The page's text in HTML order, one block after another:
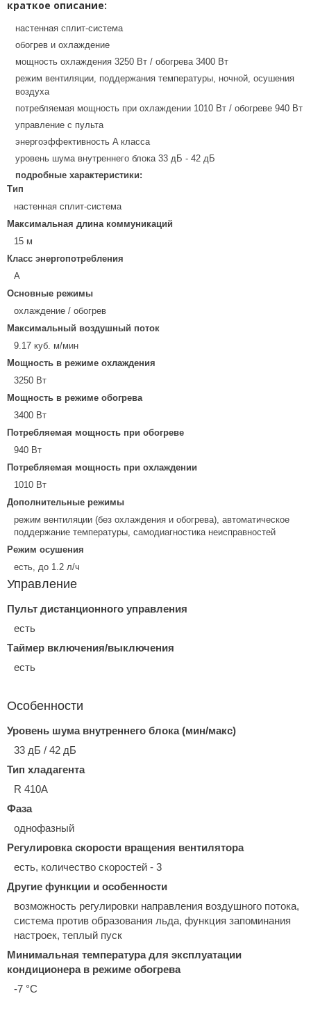
краткое описание:
настенная сплит-система
обогрев и охлаждение
мощность охлаждения 3250 Вт / обогрева 3400 Вт
режим вентиляции, поддержания температуры, ночной, осушения
воздуха
потребляемая мощность при охлаждении 1010 Вт / обогреве 940 Вт
управление с пульта
энергоэффективность A класса
уровень шума внутреннего блока 33 дБ - 42 дБ
подробные характеристики:
Тип
настенная сплит-система
Максимальная длина коммуникаций
15 м
Класс энергопотребления
A
Основные режимы
охлаждение / обогрев
Максимальный воздушный поток
9.17 куб. м/мин
Мощность в режиме охлаждения
3250 Вт
Мощность в режиме обогрева
3400 Вт
Потребляемая мощность при обогреве
940 Вт
Потребляемая мощность при охлаждении
1010 Вт
Дополнительные режимы
режим вентиляции (без охлаждения и обогрева), автоматическое
поддержание температуры, самодиагностика неисправностей
Режим осушения
есть, до 1.2 л/ч
Управление
Пульт дистанционного управления
есть
Таймер включения/выключения
есть
Особенности
Уровень шума внутреннего блока (мин/макс)
33 дБ / 42 дБ
Тип хладагента
R 410A
Фаза
однофазный
Регулировка скорости вращения вентилятора
есть, количество скоростей - 3
Другие функции и особенности
возможность регулировки направления воздушного потока,
система против образования льда, функция запоминания
настроек, теплый пуск
Минимальная температура для эксплуатации
кондиционера в режиме обогрева
-7 °С